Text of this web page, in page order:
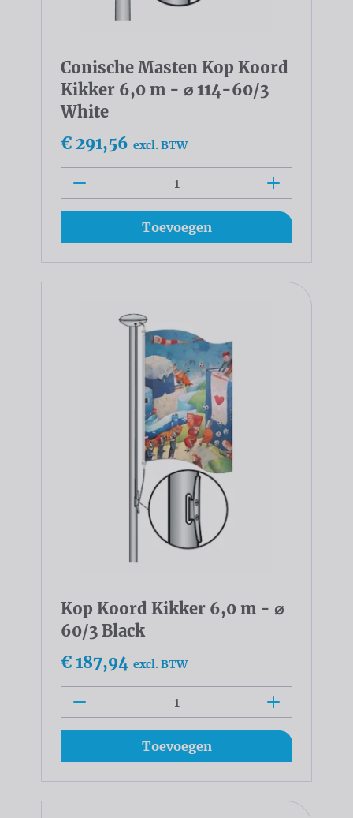
Conische Masten Kop Koord
Kikker 6,0 m - ⌀ 114-60/3
White
€ 291,56 excl. BTW
Toevoegen
Kop Koord Kikker 6,0 m - ⌀
60/3 Black
€ 187,94 excl. BTW
Toevoegen